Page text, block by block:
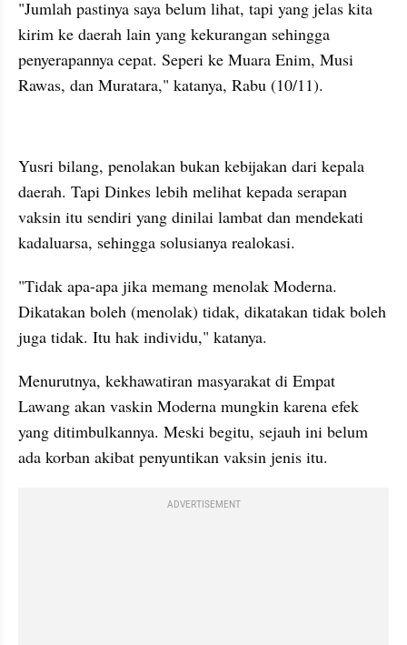
"Jumlah pastinya saya belum lihat, tapi yang jelas kita
kirim ke daerah lain yang kekurangan sehingga
penyerapannya cepat. Seperi ke Muara Enim, Musi
Rawas, dan Muratara," katanya, Rabu (10/11).
Yusri bilang, penolakan bukan kebijakan dari kepala
daerah. Tapi Dinkes lebih melihat kepada serapan
vaksin itu sendiri yang dinilai lambat dan mendekati
kadaluarsa, sehingga solusianya realokasi.
"Tidak apa-apa jika memang menolak Moderna.
Dikatakan boleh (menolak) tidak, dikatakan tidak boleh
juga tidak. Itu hak individu," katanya.
Menurutnya, kekhawatiran masyarakat di Empat
Lawang akan vaskin Moderna mungkin karena efek
yang ditimbulkannya. Meski begitu, sejauh ini belum
ada korban akibat penyuntikan vaksin jenis itu.
ADVERTISEMENT